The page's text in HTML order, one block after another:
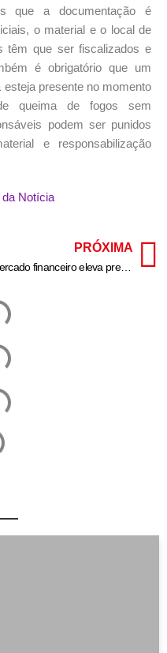
que a documentação é
o material e o local de
têm que ser fiscalizados e
é obrigatório que um
presente no momento
queima de fogos sem
podem ser punidos
e responsabilização
Notícia
PRÓXIMA
Mercado financeiro eleva previsão de inflação e do dólar para 2025